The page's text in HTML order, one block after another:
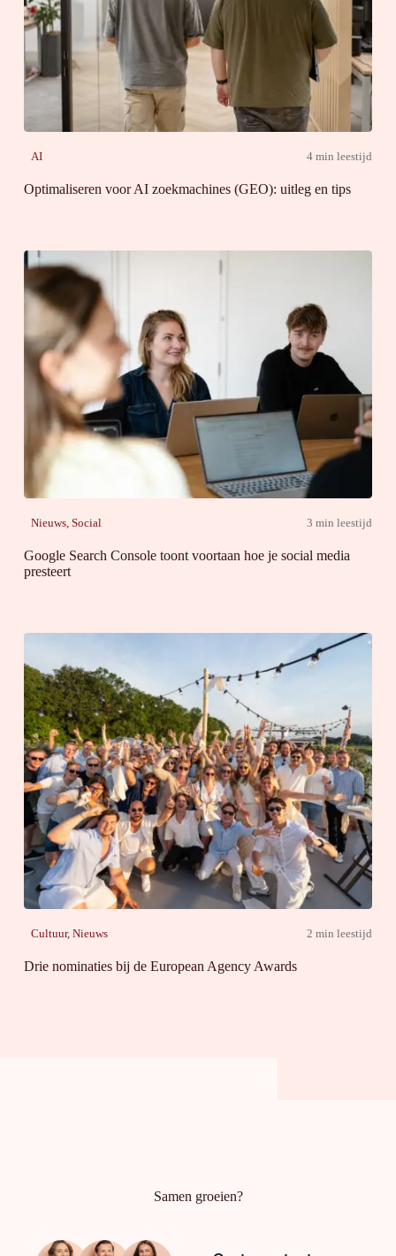
AI 4 min leestijd
Optimaliseren voor AI zoekmachines (GEO): uitleg en tips
Nieuws, Social 3 min leestijd
Google Search Console toont voortaan hoe je social media
presteert
Cultuur, Nieuws 2 min leestijd
Drie nominaties bij de European Agency Awards
Samen groeien?